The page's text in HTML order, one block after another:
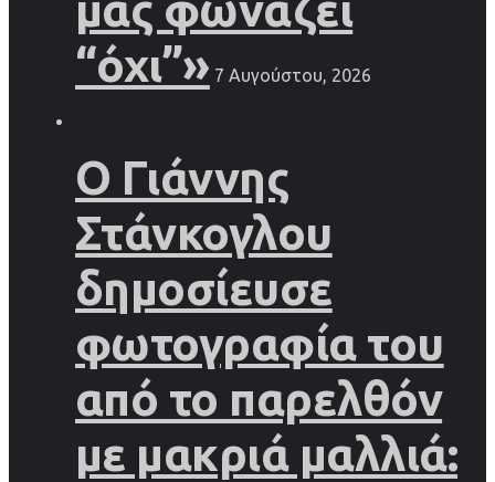
“όχι”» 7 Αυγούστου, 2026
Ο Γιάννης
Στάνκογλου
δημοσίευσε
φωτογραφία του
από το παρελθόν
με μακριά μαλλιά: